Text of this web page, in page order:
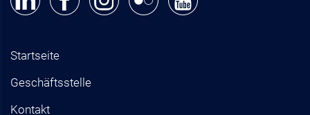
Startseite
Geschäftsstelle
Kontakt